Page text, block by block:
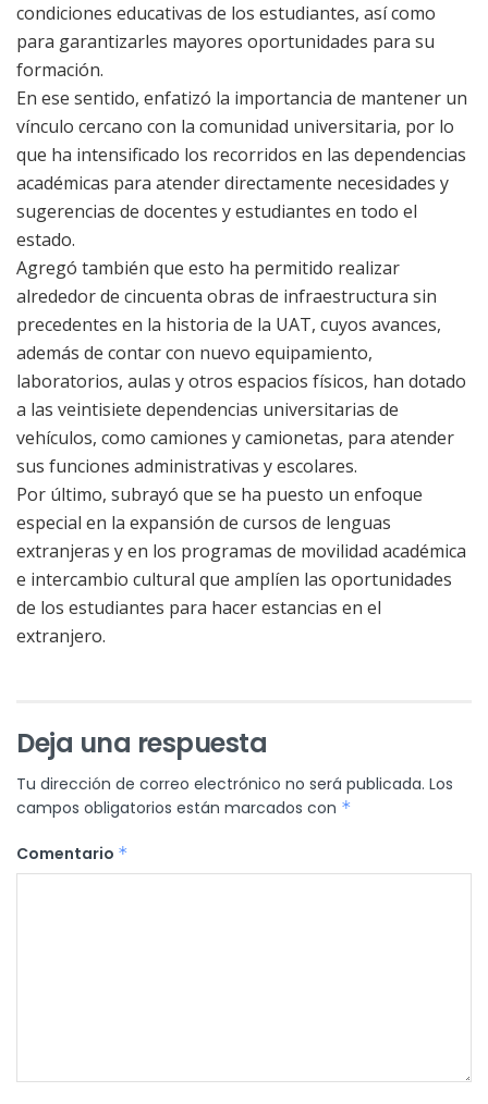
condiciones educativas de los estudiantes, así como
para garantizarles mayores oportunidades para su
formación.
En ese sentido, enfatizó la importancia de mantener un
vínculo cercano con la comunidad universitaria, por lo
que ha intensificado los recorridos en las dependencias
académicas para atender directamente necesidades y
sugerencias de docentes y estudiantes en todo el
estado.
Agregó también que esto ha permitido realizar
alrededor de cincuenta obras de infraestructura sin
precedentes en la historia de la UAT, cuyos avances,
además de contar con nuevo equipamiento,
laboratorios, aulas y otros espacios físicos, han dotado
a las veintisiete dependencias universitarias de
vehículos, como camiones y camionetas, para atender
sus funciones administrativas y escolares.
Por último, subrayó que se ha puesto un enfoque
especial en la expansión de cursos de lenguas
extranjeras y en los programas de movilidad académica
e intercambio cultural que amplíen las oportunidades
de los estudiantes para hacer estancias en el
extranjero.
Deja una respuesta
Tu dirección de correo electrónico no será publicada. Los
campos obligatorios están marcados con *
Comentario *